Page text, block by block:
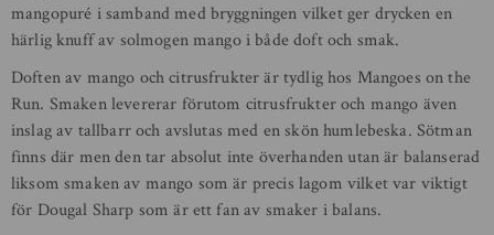
mangopuré i samband med bryggningen vilket ger drycken en
härlig knuff av solmogen mango i både doft och smak.
Doften av mango och citrusfrukter är tydlig hos Mangoes on the
Run. Smaken levererar förutom citrusfrukter och mango även
inslag av tallbarr och avslutas med en skön humlebeska. Sötman
finns där men den tar absolut inte överhanden utan är balanserad
liksom smaken av mango som är precis lagom vilket var viktigt
för Dougal Sharp som är ett fan av smaker i balans.